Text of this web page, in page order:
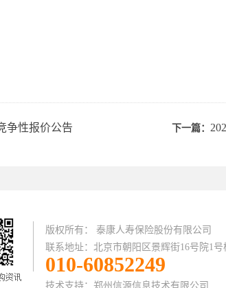
争性报价公告 下一篇：
版权所有： 泰康人寿保险股份有限公司
联系地址：北京市朝阳区景辉街16号院1
010-60852249
技术支持： 郑州信源信息技术有限公司